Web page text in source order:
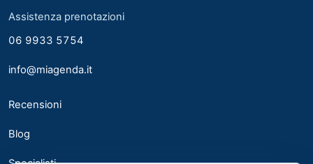
Chirurgia Generale
6
Assistenza prenotazioni
06 9933 5754
info@miagenda.it
Recensioni
Blog